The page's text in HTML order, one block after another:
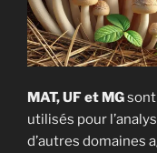
MAT, UF et MG
utilisés pour
d’autres domaines